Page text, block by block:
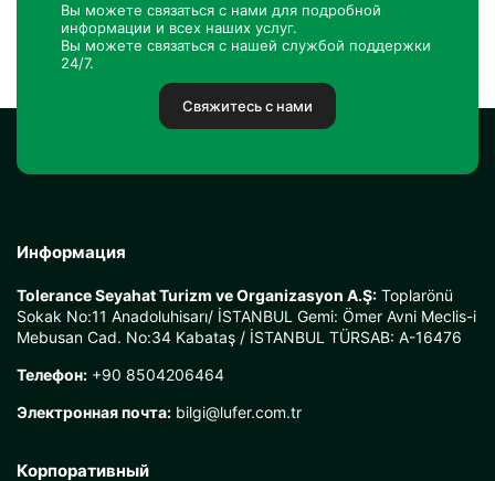
Вы можете связаться с нами для подробной
информации и всех наших услуг.
Вы можете связаться с нашей службой поддержки
24/7.
Свяжитесь с нами
Информация
Tolerance Seyahat Turizm ve Organizasyon A.Ş: Toplarönü
Sokak No:11 Anadoluhisarı/ İSTANBUL Gemi: Ömer Avni Meclis-i
Mebusan Cad. No:34 Kabataş / İSTANBUL TÜRSAB: A-16476
Телефон: +90 8504206464
Электронная почта: bilgi@lufer.com.tr
Корпоративный